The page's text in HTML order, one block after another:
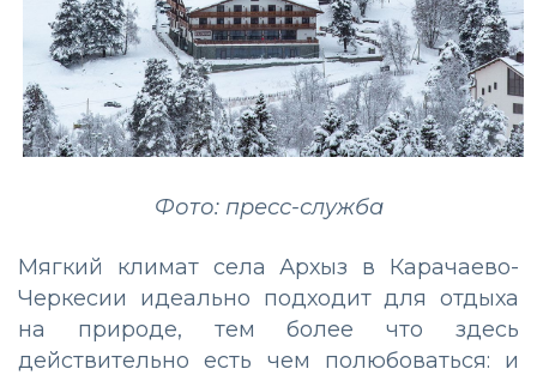
Фото: пресс-служба
Мягкий климат села Архыз в Карачаево-
Черкесии идеально подходит для отдыха
на природе, тем более что здесь
действительно есть чем полюбоваться: и